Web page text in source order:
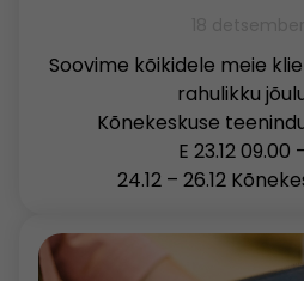
Soovime kõikidele meie
rahulikku
Kõnekeskuse
E 23.12 09.00
24.12 – 26.12